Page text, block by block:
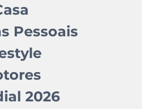
Pessoais
2026